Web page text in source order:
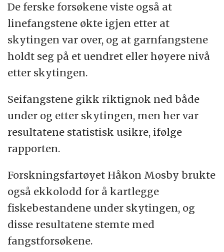
Enkelt sagt kan hulrom med lavere tetthet
indikere oljeforekomster.
De ferske forsøkene viste også at
linefangstene økte igjen etter at
skytingen var over, og at garnfangstene
holdt seg på et uendret eller høyere nivå
etter skytingen.
Seifangstene gikk riktignok ned både
under og etter skytingen, men her var
resultatene statistisk usikre, ifølge
rapporten.
Forskningsfartøyet Håkon Mosby brukte
også ekkolodd for å kartlegge
fiskebestandene under skytingen, og
disse resultatene stemte med
fangstforsøkene.